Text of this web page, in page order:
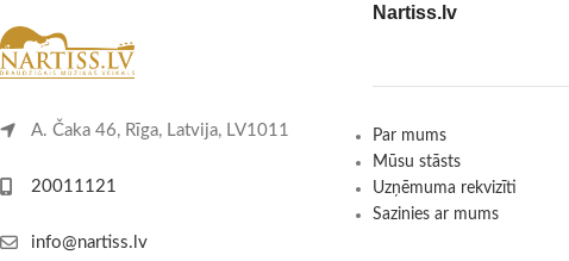
A. Čaka 46, Rīga, Latvija, LV1011
20011121
info@nartiss.lv
Nartiss.lv
Par mums
Mūsu stāsts
Uzņēmuma rekvizīti
Sazinies ar mums